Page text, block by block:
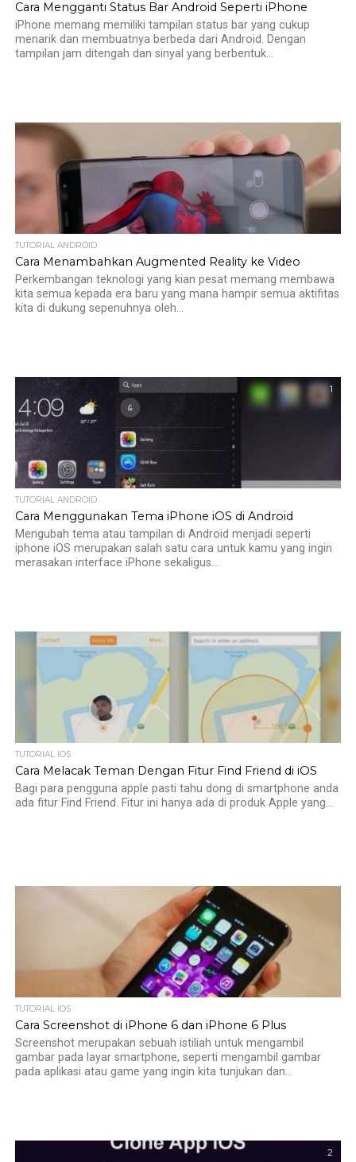
Cara Mengganti Status Bar Android Seperti iPhone
iPhone memang memiliki tampilan status bar yang cukup
menarik dan membuatnya berbeda dari Android. Dengan
tampilan jam ditengah dan sinyal yang berbentuk...
TUTORIAL ANDROID
Cara Menambahkan Augmented Reality ke Video
Perkembangan teknologi yang kian pesat memang membawa
kita semua kepada era baru yang mana hampir semua aktifitas
kita di dukung sepenuhnya oleh...
1
TUTORIAL ANDROID
Cara Menggunakan Tema iPhone iOS di Android
Mengubah tema atau tampilan di Android menjadi seperti
iphone iOS merupakan salah satu cara untuk kamu yang ingin
merasakan interface iPhone sekaligus...
TUTORIAL IOS
Cara Melacak Teman Dengan Fitur Find Friend di iOS
Bagi para pengguna apple pasti tahu dong di smartphone anda
ada fitur Find Friend. Fitur ini hanya ada di produk Apple yang...
TUTORIAL IOS
Cara Screenshot di iPhone 6 dan iPhone 6 Plus
Screenshot merupakan sebuah istiliah untuk mengambil
gambar pada layar smartphone, seperti mengambil gambar
pada aplikasi atau game yang ingin kita tunjukan dan...
2